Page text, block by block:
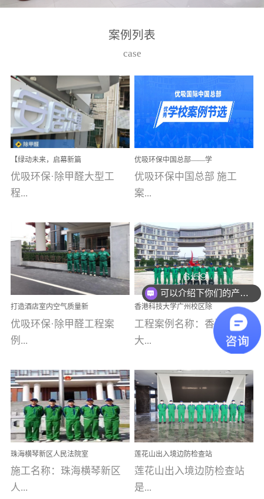
高技能的团队。汇聚了众
取得了多项产品技术专利
和多项国家版权局著作
权，获得高新技术企业称
号。生产优势自主生产自
给自足，优吸公司于2015
在广州番禺区成功建立产
品线生产基地，工厂拥有
自动化生产设备和成熟的
选择源头源材料、严控产
品质量，我们每一批的生
产产品都经过严格的质检
程序；生产车间为优吸总
部和全国分支机构生产光
触媒、净醛王、祛味剂等
优吸系列产品，保质保量
完成生产任务，确保全国
求。资质优势团队优势分
支优势优吸环保是一棵正
茁壮成长的树，只要我们
人人都爱护她、珍惜她、
她将越来越枝繁叶茂，终
将会成为一棵参天大树！
优吸环保截止2020年拥有
全国600家网点分支机构。
案例列表
case
【绿动未来，启幕新篇
章】优吸环保中标深圳安
居乐寓，超大型工装室内
空气治理项目顺利启航，
优吸环保·除甲醛大型工
程...
案例【深圳安居乐寓】室
内空气治理项目深圳安居
乐寓 深圳市安居乐寓
为深圳安居集团旗下城...
优吸环保中国总部——学
校施工案例(节选)
优吸环保中国总部 施工
案...
例(学校工装节选)广州南沙
小学(珠江湾校区)项目地
址：广州市南沙区海滨路
南沙珠江湾江门市蓬江区
禾...
打造酒店室内空气质量新
标杆——优吸环保·标杆之
作：东莞美豪雅致酒店室
内空气治理工程纪实
优吸环保·除甲醛工程案
例...
【东莞美豪雅致酒店】室
内空气治理项目东莞美豪
雅致酒店 东莞美豪雅
致酒店是为中高端人士...
香港科技大学广州校区除
甲醛项目圆满完成
工程案例名称：香港科技
大...
学广州校区室内空气治
理 工程案例地址：广
州南沙区·香港科技大学(广
州)校区 工程案...
珠海横琴新区人民法院室
内除甲醛空气治理项目
施工名称：珠海横琴新区
人...
莲花山出入境边防检查站
室内除甲醛空气治理项目
莲花山出入境边防检查站
是...
可以介绍下你们的产品么